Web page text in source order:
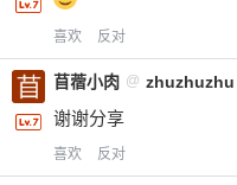
喜欢 反对
苜蓿小肉 @ zhuzhuzhu
谢谢分享
喜欢 反对